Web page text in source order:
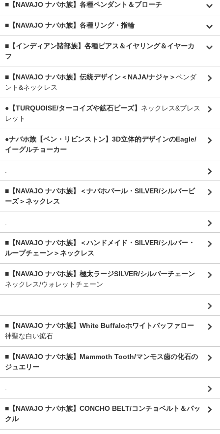
■【NAVAJO ナバホ族】各種ペンダント＆ブローチ
■【NAVAJO ナバホ族】各種リング・指輪
■【インディアン諸部族】各種ピアス＆イヤリング＆イヤーカ
フ
■【NAVAJO ナバホ族】伝統デザイン＜NAJA/ナジャ＞ペンダ
ント&ネックレス
●【TURQUOISE/ターコイズや鉱石ビーズ】 ネックレス&ブレス
レット
●ナバホ族【ベン・リビンストン】3D立体的デザインのEagle/
イーグルチョーカー
.
■【NAVAJO ナバホ族】＜ナバホパール・SILVER/シルバービ
ーズ＞ネックレス
.
■【NAVAJO ナバホ族】＜ハンドメイド・SILVER/シルバー・
ループチェーン＞ネックレス
■【NAVAJO ナバホ族】極太ラージSILVER/シルバーチェーン
ネックレス/ウォレットチェーン
.
■【NAVAJO ナバホ族】White Buffaloホワイトバッファロー
神聖な白い鉱石
■【NAVAJO ナバホ族】Mammoth Tooth/マンモス歯の化石の
ジュエリー
.
■【NAVAJO ナバホ族】CONCHO BELT/コンチョベルト＆バッ
クル